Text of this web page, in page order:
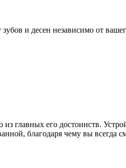
и десен независимо от
главных его достоинств.
благодаря чему вы всегда